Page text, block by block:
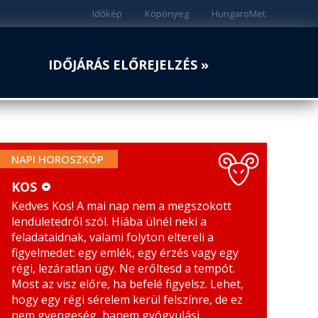
HungaroMet
Köpönyeg
Időkép
IDŐJÁRÁS ELŐREJELZÉS »
NAPI HOROSZKÓP
KOS
BIKA
IKREK
RÁK
MÉRLEG
SKORPIÓ
NYILAS
BAK
KOS
Kedves Kos! A mai nap nem a megszokott
lendületedről szól. Hiába ülnél neki a
feladataidnak, valami folyton eltereli a
figyelmedet: egy emlék, egy érzés vagy egy
régi, lezáratlan ügy. Ne erőltesd a tempót.
Most az visz előre, ha befelé figyelsz. Lehet,
hogy egy régi sérelem kerül felszínre, de ez